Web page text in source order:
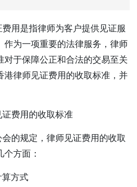
用是指律师为客户提供见证服
作为一项重要的法律服务，律师
对于保障公正和合法的交易至关
港律师见证费用的收取标准，并
费用的收取标准
的规定，律师见证费用的收取
方面：
算方式